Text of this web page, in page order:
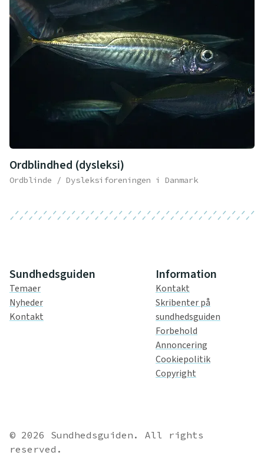
Ordblindhed (dysleksi)
Ordblinde / Dysleksiforeningen i Danmark
Sundhedsguiden
Temaer
Nyheder
Kontakt
Information
Kontakt
Skribenter på
sundhedsguiden
Forbehold
Annoncering
Cookiepolitik
Copyright
© 2026 Sundhedsguiden. All rights
reserved.